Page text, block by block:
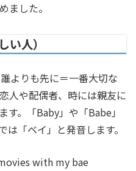
ました。
い人）
よりも先に＝一番大切な
人や配偶者、時には親友に
す。「Baby」や「Babe」
「ベイ」と発音します。
with my bae